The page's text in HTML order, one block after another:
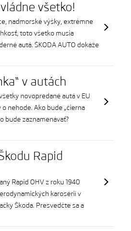
všetko!
nadmorské výšky, extrémne
toto všetko musia
autá. ŠKODA AUTO dokáže
v autách
novopredané autá v EU
nehode. Ako bude „čierna
bude zaznamenávať?
Rapid
Rapid OHV z roku 1940
karosérií v
Škoda. Presvedčte sa a